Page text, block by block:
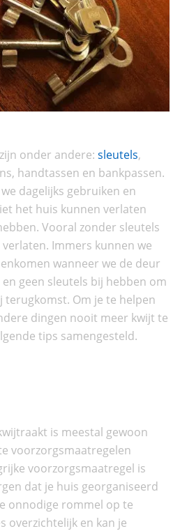
onder andere: sleutels,
handtassen en bankpassen.
dagelijks gebruiken en
het huis kunnen verlaten
Vooral zonder sleutels
Immers kunnen we
wanneer we de deur
geen sleutels bij hebben om
terugkomst. Om je te helpen
dingen nooit meer kwijt te
tips samengesteld.
is meestal gewoon
voorzorgsmaatregelen
voorzorgsmaatregel is
dat je huis georganiseerd
onnodige rommel op te
overzichtelijk en kan je